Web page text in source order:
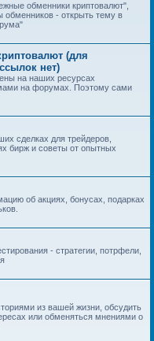
обменники криптовалют",
обменников - открыть тему в
(для
нет)
на наших ресурсах
на форумах. Поэтому сами
сделках для трейдеров,
бирж и советы от опытных
об акциях, бонусах, подарках
- стратегии, потрфели,
из вашей жизни, обсудить
или обменяться мнениями о